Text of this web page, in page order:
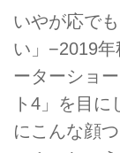
いやが応で
い」−2019
ーターショ
ト4」を目
にこんな顔